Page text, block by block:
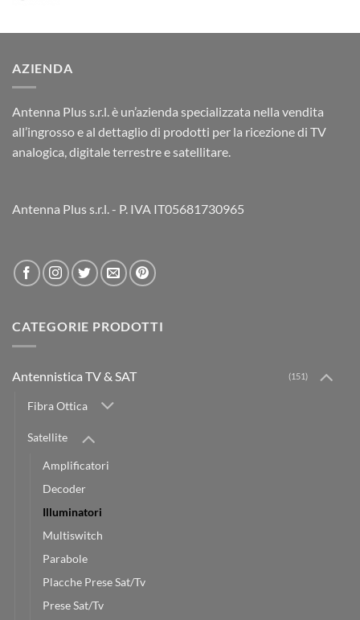
AZIENDA
Antenna Plus s.r.l. è un’azienda specializzata nella vendita
all’ingrosso e al dettaglio di prodotti per la ricezione di TV
analogica, digitale terrestre e satellitare.
Antenna Plus s.r.l. - P. IVA IT05681730965
CATEGORIE PRODOTTI
Antennistica TV & SAT (151)
Fibra Ottica
Satellite
Amplificatori
Decoder
Illuminatori
Multiswitch
Parabole
Placche Prese Sat/Tv
Prese Sat/Tv